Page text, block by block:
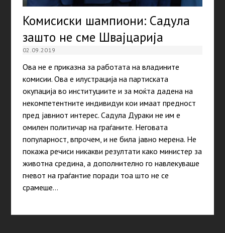
Комисиски шампиони: Садула
зашто не сме Швајцарија
02.09.2019
Ова не е приказна за работата на владините
комисии. Ова е илустрација на партиската
окупација во институциите и за моќта дадена на
некомпетентните индивидуи кои имаат предност
пред јавниот интерес. Садула Дураки не им е
омилен политичар на граѓаните. Неговата
популарност, впрочем, и не била јавно мерена. Не
покажа речиси никакви резултати како министер за
животна средина, а дополнително го навлекуваше
гневот на граѓантие поради тоа што не се
срамеше…